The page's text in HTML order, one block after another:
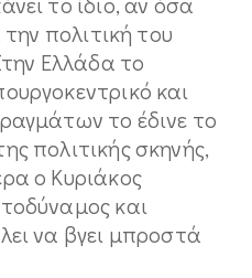
πολιτική του
Ελλάδα το
και
το έδινε το
πολιτικής σκηνής,
ο Κυριάκος
και
να βγει μπροστά